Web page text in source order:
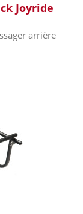
Joyride
arrière